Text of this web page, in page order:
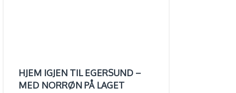
HJEM IGJEN TIL EGERSUND –
MED NORRØN PÅ LAGET